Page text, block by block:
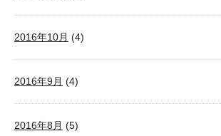
2016年10月 (4)
2016年9月 (4)
2016年8月 (5)